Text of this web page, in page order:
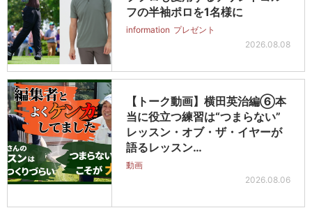
フの半袖ポロを1名様に
information プレゼント
2026.08.08
【トーク動画】横田英治編⑥本
当に役立つ練習は“つまらない”
レッスン・オブ・ザ・イヤーが
語るレッスン…
動画
2026.08.06